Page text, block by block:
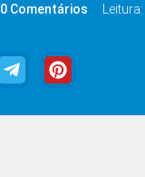
0 Comentários